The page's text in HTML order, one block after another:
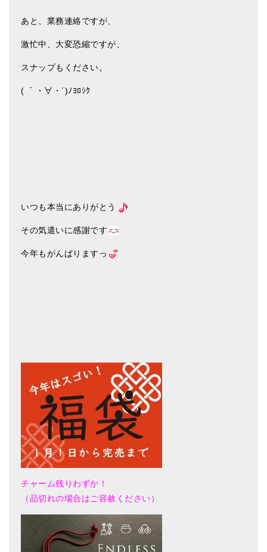
あと、業務連絡ですが、
激忙中、大変恐縮ですが、
スナップもください。
( ｀・∀・´)ﾉﾖﾛｼｸ
いつも本当にありがとう
その気遣いに感謝です
今年もがんばりますっ
チャーム残りわずか！
（品切れの場合はご容赦ください）